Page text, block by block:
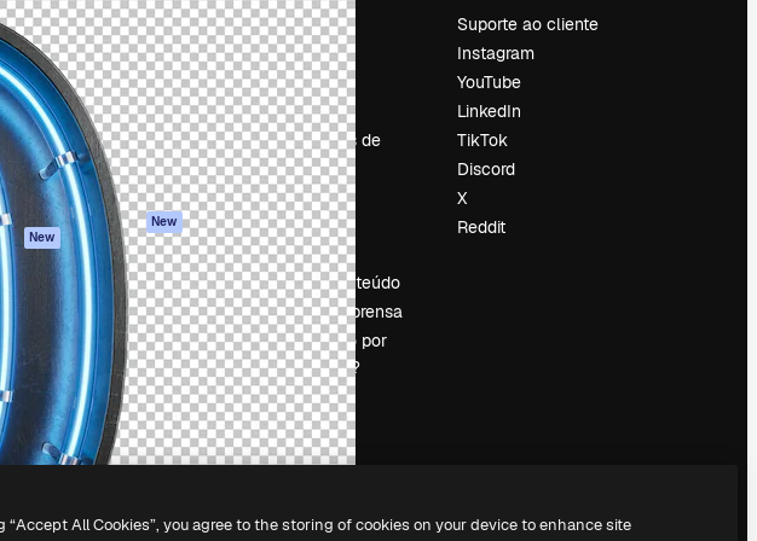
New
Academy
Documentação
Atendimento
Termos e
condições
Política de
privacidade
Originais New
Política de cookies
Central de
confiabilidade
Afiliados
Empresas
Preços
Sobre nós
Reviews
Emprego
Tendências de
pesquisa
Blog
Eventos
Slidesgo
Vender conteúdo
Sala de imprensa
Procurando por
magnific.ai?
Suporte ao cliente
Instagram
YouTube
LinkedIn
TikTok
Discord
X
Reddit
.
“Accept All Cookies”, you agree to the storing of cookies on your device to enhance site